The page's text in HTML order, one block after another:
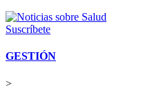
Suscríbete
GESTIÓN
>